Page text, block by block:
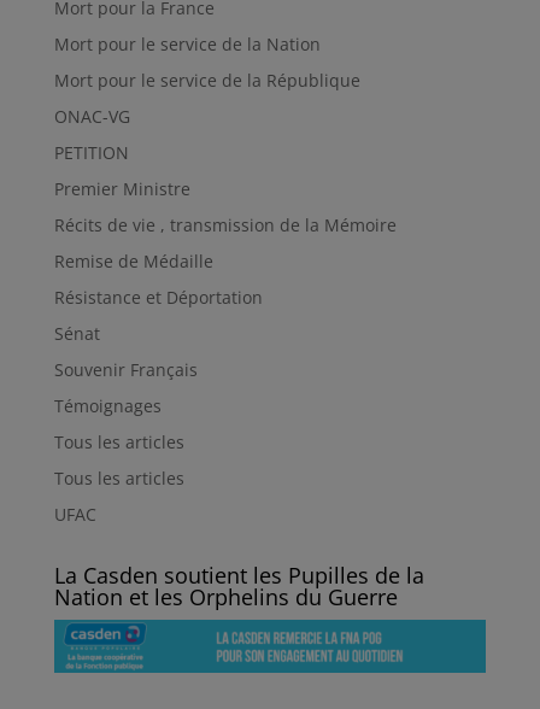
Mort pour la France
Mort pour le service de la Nation
Mort pour le service de la République
ONAC-VG
PETITION
Premier Ministre
Récits de vie , transmission de la Mémoire
Remise de Médaille
Résistance et Déportation
Sénat
Souvenir Français
Témoignages
Tous les articles
Tous les articles
UFAC
La Casden soutient les Pupilles de la
Nation et les Orphelins du Guerre